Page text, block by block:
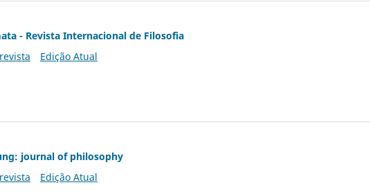
- Revista Internacional de Filosofia
Edição Atual
journal of philosophy
Edição Atual